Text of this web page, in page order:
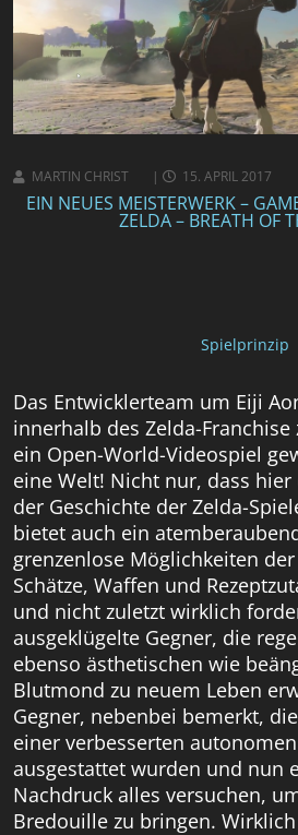
MARTIN CHRIST 15. APRIL 2017
EIN NEUES MEISTERWERK –
ZELDA – BREATH OF
Spielprinzip
Das Entwicklerteam um Eiji
innerhalb des Zelda-
ein Open-World-Videospiel
eine Welt! Nicht nur, dass
der Geschichte der Zelda-
bietet auch ein
grenzenlose Möglichkeiten
Schätze, Waffen und
und nicht zuletzt wirklich
ausgeklügelte Gegner, die
ebenso ästhetischen wie
Blutmond zu neuem Leben
Gegner, nebenbei bemerkt,
einer verbesserten
ausgestattet wurden und nun
Nachdruck alles versuchen,
Bredouille zu bringen.